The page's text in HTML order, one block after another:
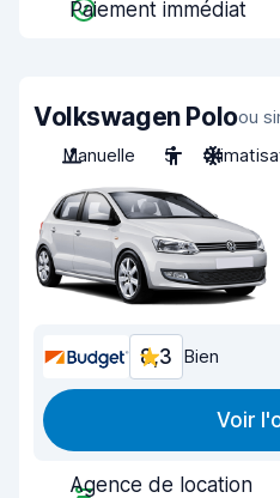
Paiement immédiat
Volkswagen Poloou
Manuelle
5
8,3 Bien
Voir
Agence de location